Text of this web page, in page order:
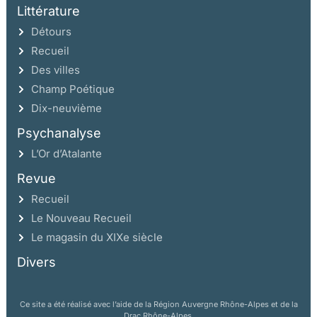
Littérature
Détours
Recueil
Des villes
Champ Poétique
Dix-neuvième
Psychanalyse
L’Or d’Atalante
Revue
Recueil
Le Nouveau Recueil
Le magasin du XIXe siècle
Divers
Ce site a été réalisé avec l’aide de la Région Auvergne Rhône-Alpes et de la